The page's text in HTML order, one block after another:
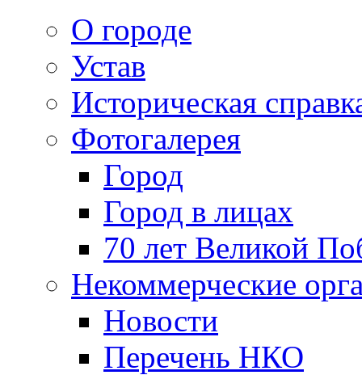
О городе
Устав
Историческая
Фотогалерея
Город
Город в лицах
70 лет Великой
Некоммерческие
Новости
Перечень НКО